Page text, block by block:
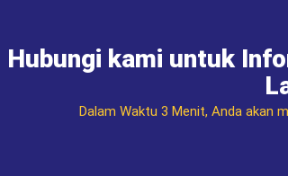
Hubungi kami untuk
Dalam Waktu 3 Menit, Anda akan